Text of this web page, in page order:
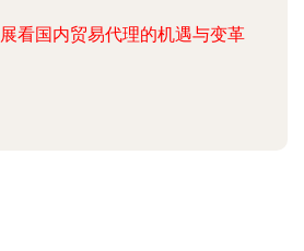
看国内贸易代理的机遇与变革